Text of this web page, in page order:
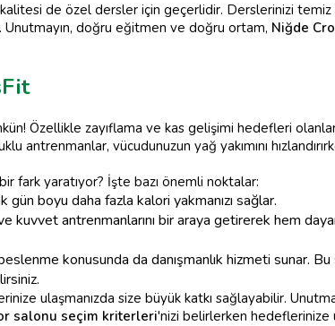
de özel dersler için geçerlidir. Derslerinizi temiz
Unutmayın, doğru eğitmen ve doğru ortam, Niğde
Özellikle zayıflama ve kas gelişimi hedefleri
vücudunuzun yağ yakımını
fark yaratıyor? İşte bazı önemli noktalar:
gün boyu daha fazla kalori yakmanızı sağlar.
kuvvet antrenmanlarını bir araya getirerek hem
konusunda da danışmanlık hizmeti sunar.
ulaşmanızda size büyük katkı sağlayabilir.
salonu seçim kriterleri'nizi belirlerken hedeflerinize